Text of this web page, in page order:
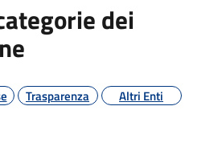
dei
Trasparenza Altri Enti